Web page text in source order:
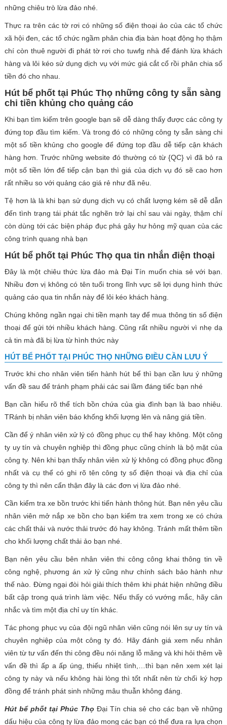
những chiêu trò lừa đảo nhé.
Thực ra trên các tờ rơi có những số điện thoại ảo của các tổ chức
xã hội đen, các tổ chức ngầm phân chia địa bàn hoạt động họ thậm
chí còn thuê người đi phát tờ rơi cho tuwfg nhà để đánh lừa khách
hàng và lôi kéo sử dụng dịch vụ với mức giá cắt cổ rồi phân chia số
tiền đó cho nhau.
Hút bể phốt tại Phúc Thọ những công ty sẵn sàng
chi tiền khủng cho quảng cáo
Khi bạn tìm kiếm trên google bạn sẽ dễ dàng thấy được các công ty
đứng top đầu tìm kiếm. Và trong đó có những công ty sẵn sàng chi
một số tiền khủng cho google để đứng top đầu dễ tiếp cận khách
hàng hơn. Trước những website đó thường có từ {QC} vì đã bỏ ra
một số tiền lớn để tiếp cận bạn thì giá của dịch vụ đó sẽ cao hơn
rất nhiều so với quảng cáo giá rẻ như đã nêu.
Tệ hơn là là khi bạn sử dụng dịch vụ có chất lượng kém sẽ dễ dẫn
đến tình trạng tái phát tắc nghẽn trở lại chỉ sau vài ngày, thậm chí
còn dùng tới các biện pháp đục phá gây hư hỏng mỹ quan của các
công trình quang nhà bạn
Hút bể phốt tại Phúc Thọ qua tin nhắn điện thoại
Đây là một chiêu thức lừa đảo mà Đại Tín muốn chia sẻ với bạn.
Nhiều đơn vị không có tên tuổi trong lĩnh vực sẽ lợi dụng hình thức
quảng cáo qua tin nhắn này để lôi kéo khách hàng.
Chúng không ngần ngại chi tiền mạnh tay để mua thông tin số điện
thoại để gửi tới nhiều khách hàng. Cũng rất nhiều người vì nhẹ dạ
cả tin mà đã bị lừa từ hình thức này
HÚT BỂ PHỐT TẠI PHÚC THỌ NHỮNG ĐIỀU CẦN LƯU Ý
Trước khi cho nhân viên tiến hành hút bể thì bạn cần lưu ý những
vấn đề sau để tránh phạm phải các sai lầm đáng tiếc bạn nhé
Bạn cần hiểu rõ thể tích bồn chứa của gia đình bạn là bao nhiêu.
TRánh bị nhân viên báo khống khối lượng lên và nâng giá tiền.
Cần để ý nhân viên xử lý có đồng phục cụ thể hay không. Một công
ty uy tín và chuyên nghiệp thì đồng phục cũng chính là bộ mặt của
công ty. Nên khi bạn thấy nhân viên xử lý không có đồng phục đồng
nhất và cụ thể có ghi rõ tên công ty số điện thoại và địa chỉ của
công ty thì nên cẩn thận đây là các đơn vị lừa đảo nhé.
Cần kiểm tra xe bồn trước khi tiến hành thông hút. Bạn nên yêu cầu
nhân viên mở nắp xe bồn cho bạn kiểm tra xem trong xe có chứa
các chất thải và nước thải trước đó hay không. Tránh mất thêm tiền
cho khối lượng chất thải ảo bạn nhé.
Bạn nên yêu cầu bên nhân viên thi công công khai thông tin về
công nghệ, phương án xử lý cũng như chính sách bảo hành như
thế nào. Đừng ngại đòi hỏi giải thích thêm khi phát hiện những điều
bất cập trong quá trình làm việc. Nếu thấy có vướng mắc, hãy cân
nhắc và tìm một địa chỉ uy tín khác.
Tác phong phục vụ của đội ngũ nhân viên cũng nói lên sự uy tín và
chuyên nghiệp của một công ty đó. Hãy đánh giá xem nếu nhân
viên từ tư vấn đến thi công đều nói năng lỗ mãng và khi hỏi thêm về
vấn đề thì ấp a ấp úng, thiếu nhiệt tình,…thì bạn nên xem xét lại
công ty này và nếu không hài lòng thì tốt nhất nên từ chối ký hợp
đồng để tránh phát sinh những mâu thuẫn không đáng.
Hút bể phốt tại Phúc Thọ Đại Tín chia sẻ cho các bạn về những
dấu hiệu của công ty lừa đảo mong các bạn có thể đưa ra lựa chọn